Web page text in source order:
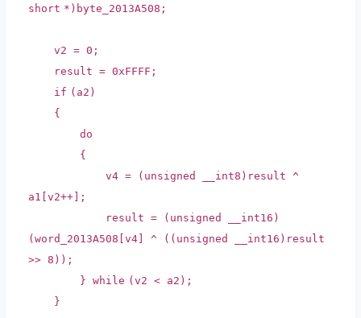
short *)byte_2013A508;
v2 = 0;
result = 0xFFFF;
if (a2)
{
do
{
v4 = (unsigned
__int8)result ^
a1[v2++];
result = (unsigned
__int16)
(word_2013A508[v4] ^ ((unsigned
__int16)result
>> 8));
} while (v2 < a2);
}